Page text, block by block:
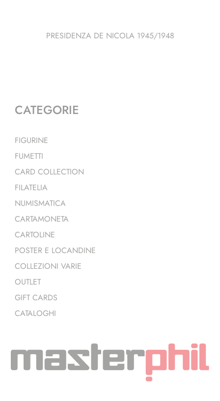
PRESIDENZA DE NICOLA 1945/1948
CATEGORIE
FIGURINE
FUMETTI
CARD COLLECTION
FILATELIA
NUMISMATICA
CARTAMONETA
CARTOLINE
POSTER E LOCANDINE
COLLEZIONI VARIE
OUTLET
GIFT CARDS
CATALOGHI